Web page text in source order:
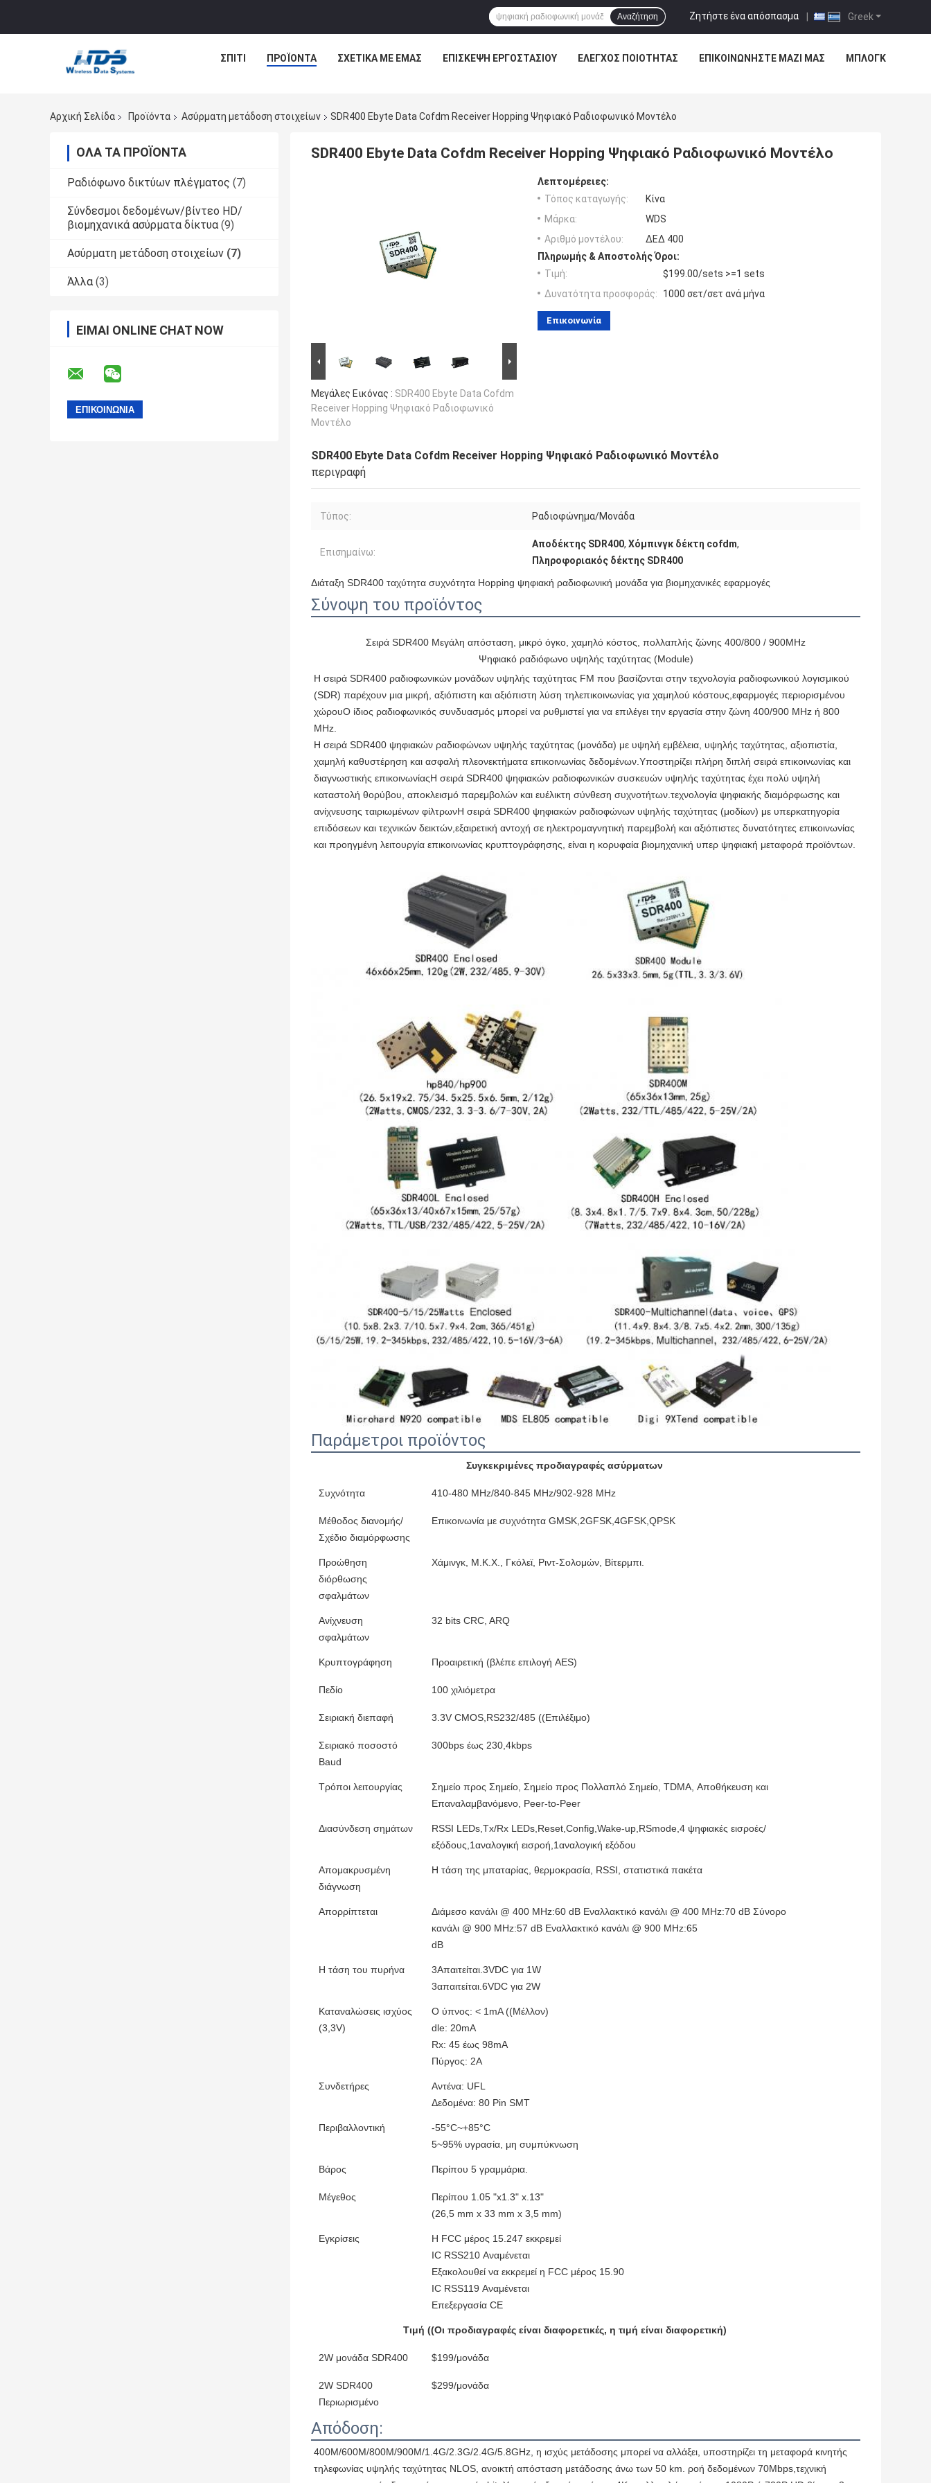
Greek
Ζητήστε ένα απόσπασμα |
Αναζήτηση
ΣΠΊΤΙ ΠΡΟΪΌΝΤΑ ΣΧΕΤΙΚΆ ΜΕ ΕΜΆΣ ΕΠΙΣΚΕΨΉ ΕΡΓΟΣΤΑΣΊΟΥ ΈΛΕΓΧΟΣ ΠΟΙΌΤΗΤΑΣ ΕΠΙΚΟΙΝΩΝΉΣΤΕ ΜΑΖΊ ΜΑΣ ΜΠΛΟΓΚ
Αρχική Σελίδα Προϊόντα Ασύρματη μετάδοση στοιχείων SDR400 Ebyte Data Cofdm Receiver Hopping Ψηφιακό Ραδιοφωνικό Μοντέλο
ΌΛΑ ΤΑ ΠΡΟΪΌΝΤΑ
Ραδιόφωνο δικτύων πλέγματος (7)
Σύνδεσμοι δεδομένων/βίντεο HD/
βιομηχανικά ασύρματα δίκτυα (9)
Ασύρματη μετάδοση στοιχείων (7)
Άλλα (3)
ΕΊΜΑΙ ONLINE CHAT NOW
SDR400 Ebyte Data Cofdm Receiver Hopping Ψηφιακό Ραδιοφωνικό Μοντέλο
Μεγάλες Εικόνας : SDR400 Ebyte Data Cofdm
Receiver Hopping Ψηφιακό Ραδιοφωνικό
Μοντέλο
Λεπτομέρειες:
Τόπος καταγωγής:
Κίνα
Μάρκα:
WDS
Αριθμό μοντέλου:
ΔΕΔ 400
Πληρωμής & Αποστολής Όροι:
Τιμή:
$199.00/sets >=1 sets
Δυνατότητα προσφοράς:
1000 σετ/σετ ανά μήνα
Επικοινωνία
SDR400 Ebyte Data Cofdm Receiver Hopping Ψηφιακό Ραδιοφωνικό Μοντέλο
περιγραφή
Τύπος: Ραδιοφώνημα/Μονάδα
Επισημαίνω:
Αποδέκτης SDR400, Χόμπινγκ δέκτη cofdm,
Πληροφοριακός δέκτης SDR400
Διάταξη SDR400 ταχύτητα συχνότητα Hopping ψηφιακή ραδιοφωνική μονάδα για βιομηχανικές εφαρμογές
Σύνοψη του προϊόντος
Σειρά SDR400 Μεγάλη απόσταση, μικρό όγκο, χαμηλό κόστος, πολλαπλής ζώνης 400/800 / 900MHz
Ψηφιακό ραδιόφωνο υψηλής ταχύτητας (Module)
Η σειρά SDR400 ραδιοφωνικών μονάδων υψηλής ταχύτητας FM που βασίζονται στην τεχνολογία ραδιοφωνικού λογισμικού
(SDR) παρέχουν μια μικρή, αξιόπιστη και αξιόπιστη λύση τηλεπικοινωνίας για χαμηλού κόστους,εφαρμογές περιορισμένου
χώρουΟ ίδιος ραδιοφωνικός συνδυασμός μπορεί να ρυθμιστεί για να επιλέγει την εργασία στην ζώνη 400/900 MHz ή 800
MHz.
Η σειρά SDR400 ψηφιακών ραδιοφώνων υψηλής ταχύτητας (μονάδα) με υψηλή εμβέλεια, υψηλής ταχύτητας, αξιοπιστία,
χαμηλή καθυστέρηση και ασφαλή πλεονεκτήματα επικοινωνίας δεδομένων.Υποστηρίζει πλήρη διπλή σειρά επικοινωνίας και
διαγνωστικής επικοινωνίαςΗ σειρά SDR400 ψηφιακών ραδιοφωνικών συσκευών υψηλής ταχύτητας έχει πολύ υψηλή
καταστολή θορύβου, αποκλεισμό παρεμβολών και ευέλικτη σύνθεση συχνοτήτων.τεχνολογία ψηφιακής διαμόρφωσης και
ανίχνευσης ταιριωμένων φίλτρωνΗ σειρά SDR400 ψηφιακών ραδιοφώνων υψηλής ταχύτητας (μοδίων) με υπερκατηγορία
επιδόσεων και τεχνικών δεικτών,εξαιρετική αντοχή σε ηλεκτρομαγνητική παρεμβολή και αξιόπιστες δυνατότητες επικοινωνίας
και προηγμένη λειτουργία επικοινωνίας κρυπτογράφησης, είναι η κορυφαία βιομηχανική υπερ ψηφιακή μεταφορά προϊόντων.
Παράμετροι προϊόντος
Συγκεκριμένες προδιαγραφές ασύρματων
Συχνότητα 410-480 MHz/840-845 MHz/902-928 MHz
Μέθοδος διανομής/
Σχέδιο διαμόρφωσης
Επικοινωνία με συχνότητα GMSK,2GFSK,4GFSK,QPSK
Προώθηση
διόρθωσης
σφαλμάτων
Χάμινγκ, Μ.Κ.Χ., Γκόλεϊ, Ριντ-Σολομών, Βίτερμπι.
Ανίχνευση
σφαλμάτων
32 bits CRC, ARQ
Κρυπτογράφηση Προαιρετική (βλέπε επιλογή AES)
Πεδίο 100 χιλιόμετρα
Σειριακή διεπαφή 3.3V CMOS,RS232/485 ((Επιλέξιμο)
Σειριακό ποσοστό
Baud
300bps έως 230,4kbps
Τρόποι λειτουργίας
Σημείο προς Σημείο, Σημείο προς Πολλαπλό Σημείο, TDMA, Αποθήκευση και
Επαναλαμβανόμενο, Peer-to-Peer
Διασύνδεση σημάτων
RSSI LEDs,Tx/Rx LEDs,Reset,Config,Wake-up,RSmode,4 ψηφιακές εισροές/
εξόδους,1αναλογική εισροή,1αναλογική εξόδου
Απομακρυσμένη
διάγνωση
Η τάση της μπαταρίας, θερμοκρασία, RSSI, στατιστικά πακέτα
Απορρίπτεται
Διάμεσο κανάλι @ 400 MHz:60 dB Εναλλακτικό κανάλι @ 400 MHz:70 dB Σύνορο
κανάλι @ 900 MHz:57 dB Εναλλακτικό κανάλι @ 900 MHz:65
dB
Η τάση του πυρήνα
3Απαιτείται.3VDC για 1W
3απαιτείται.6VDC για 2W
Καταναλώσεις ισχύος
(3,3V)
Ο ύπνος: < 1mA ((Μέλλον)
dle: 20mA
Rx: 45 έως 98mA
Πύργος: 2A
Συνδετήρες
Αντένα: UFL
Δεδομένα: 80 Pin SMT
Περιβαλλοντική
-55°C~+85°C
5~95% υγρασία, μη συμπύκνωση
Βάρος Περίπου 5 γραμμάρια.
Μέγεθος
Περίπου 1.05 "x1.3" x.13"
(26,5 mm x 33 mm x 3,5 mm)
Εγκρίσεις
Η FCC μέρος 15.247 εκκρεμεί
IC RSS210 Αναμένεται
Εξακολουθεί να εκκρεμεί η FCC μέρος 15.90
IC RSS119 Αναμένεται
Επεξεργασία CE
Τιμή ((Οι προδιαγραφές είναι διαφορετικές, η τιμή είναι διαφορετική)
2W μονάδα SDR400 $199/μονάδα
2W SDR400
Περιωρισμένο
$299/μονάδα
Απόδοση:
400M/600M/800M/900M/1.4G/2.3G/2.4G/5.8GHz, η ισχύς μετάδοσης μπορεί να αλλάξει, υποστηρίζει τη μεταφορά κινητής
τηλεφωνίας υψηλής ταχύτητας NLOS, ανοικτή απόσταση μετάδοσης άνω των 50 km. ροή δεδομένων 70Mbps,τεχνική